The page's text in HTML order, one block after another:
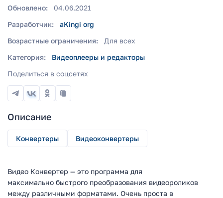
Обновлено:
04.06.2021
Разработчик:
aKingi org
Возрастные ограничения:
Для всех
Категория:
Видеоплееры и редакторы
Поделиться в соцсетях
Описание
Конвертеры Видеоконвертеры
Видео Конвертер — это программа для
максимально быстрого преобразования видеороликов
между различными форматами. Очень проста в